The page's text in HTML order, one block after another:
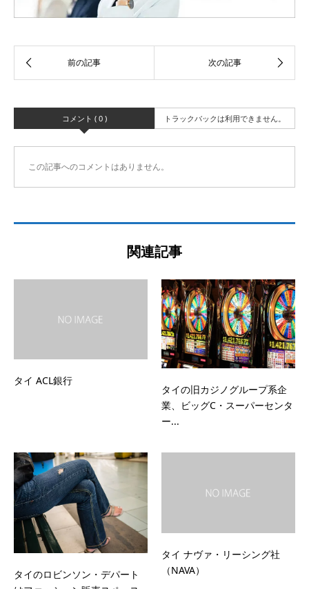
コメント ( 0 ) トラックバックは利用できません。
この記事へのコメントはありません。
関連記事
タイ ACL銀行
タイの旧カジノグループ系企
業、ビッグC・スーパーセンタ
ー...
タイのロビンソン・デパート
タイ ナヴァ・リーシング社
（NAVA）